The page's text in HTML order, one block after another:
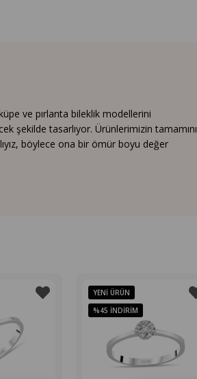
ve pırlanta bileklik modellerini
şekilde tasarlıyor. Ürünlerimizin tamamını
böylece ona bir ömür boyu değer
YENI ÜRÜN
%45 İNDIRIM